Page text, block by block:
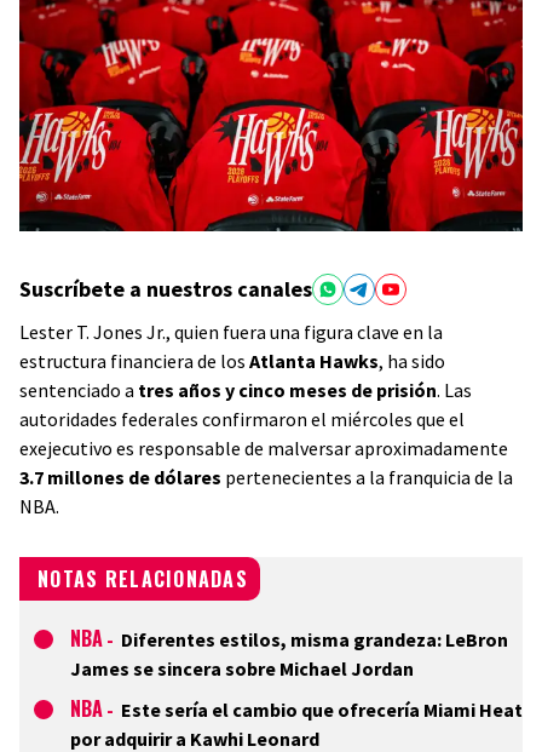
Suscríbete a nuestros canales
Lester T. Jones Jr., quien fuera una figura clave en la
estructura financiera de los Atlanta Hawks, ha sido
sentenciado a tres años y cinco meses de prisión. Las
autoridades federales confirmaron el miércoles que el
exejecutivo es responsable de malversar aproximadamente
3.7 millones de dólares pertenecientes a la franquicia de la
NBA.
NOTAS RELACIONADAS
NBA - Diferentes estilos, misma grandeza: LeBron
James se sincera sobre Michael Jordan
NBA - Este sería el cambio que ofrecería Miami Heat
por adquirir a Kawhi Leonard